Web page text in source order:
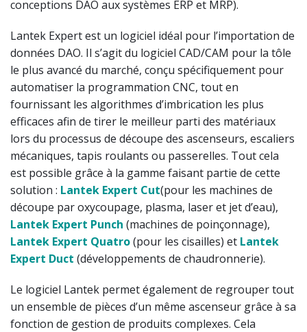
conceptions DAO aux systèmes ERP et MRP).
Lantek Expert est un logiciel idéal pour l’importation de
données DAO. Il s’agit du logiciel CAD/CAM pour la tôle
le plus avancé du marché, conçu spécifiquement pour
automatiser la programmation CNC, tout en
fournissant les algorithmes d’imbrication les plus
efficaces afin de tirer le meilleur parti des matériaux
lors du processus de découpe des ascenseurs, escaliers
mécaniques, tapis roulants ou passerelles. Tout cela
est possible grâce à la gamme faisant partie de cette
solution : Lantek Expert Cut(pour les machines de
découpe par oxycoupage, plasma, laser et jet d’eau),
Lantek Expert Punch (machines de poinçonnage),
Lantek Expert Quatro(pour les cisailles) et Lantek
Expert Duct (développements de chaudronnerie).
Le logiciel Lantek permet également de regrouper tout
un ensemble de pièces d’un même ascenseur grâce à sa
fonction de gestion de produits complexes. Cela